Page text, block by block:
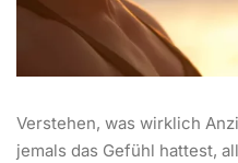
Verstehen, was wirklich
jemals das Gefühl hattest,